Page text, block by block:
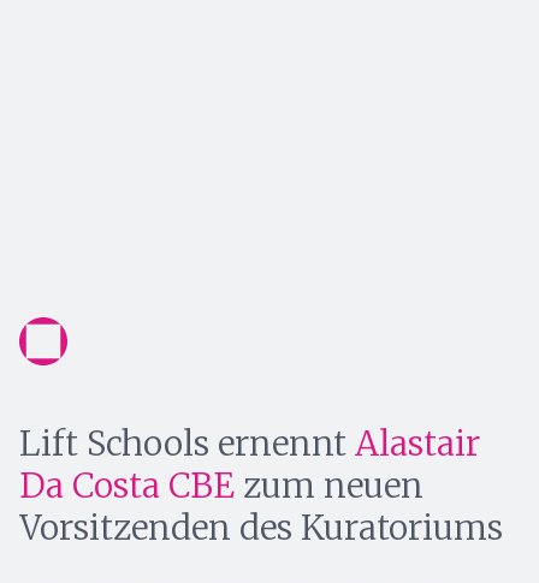
Lift Schools ernenntAlastair
Da Costa CBE zum neuen
Vorsitzenden des Kuratoriums